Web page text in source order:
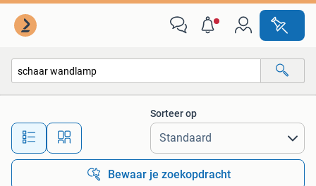
Alle afstanden…
Sorteer op
Bewaar je zoekopdracht